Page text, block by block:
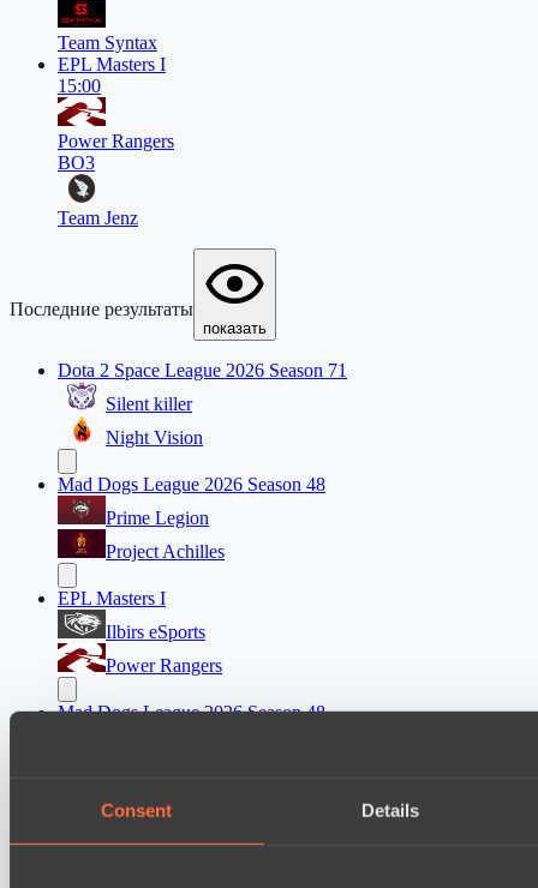
Consent Details
Team Syntax
EPL Masters I
15:00
Power Rangers
BO3
Team Jenz
Последние результаты
показать
Dota 2 Space League 2026 Season 71
Silent killer
Night Vision
Mad Dogs League 2026 Season 48
Prime Legion
Project Achilles
EPL Masters I
Ilbirs eSports
Power Rangers
Mad Dogs League 2026 Season 48